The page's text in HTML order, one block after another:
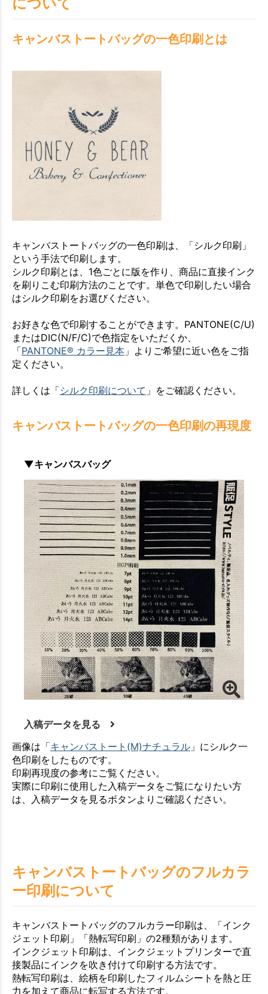
キャンバストートバッグの一色印刷とは
キャンバストートバッグの一色印刷は、「シルク印刷」
という手法で印刷します。
シルク印刷とは、1色ごとに版を作り、商品に直接インク
を刷りこむ印刷方法のことです。単色で印刷したい場合
はシルク印刷をお選びください。
お好きな色で印刷することができます。PANTONE(C/U)
またはDIC(N/F/C)で色指定をいただくか、
「PANTONE® カラー見本 」よりご希望に近い色をご指
定ください。
詳しくは「シルク印刷について 」をご確認ください。
キャンバストートバッグの一色印刷の再現度
▼キャンバスバッグ
入稿データを見る
画像は「キャンバストート(M)ナチュラル 」にシルク一
色印刷をしたものです。
印刷再現度の参考にご覧ください。
実際に印刷に使用した入稿データをご覧になりたい方
は、入稿データを見るボタンよりご確認ください。
キャンバストートバッグのフルカラ
ー印刷について
キャンバストートバッグのフルカラー印刷は、「インク
ジェット印刷」「熱転写印刷」の2種類があります。
インクジェット印刷は、インクジェットプリンターで直
接製品にインクを吹き付けて印刷する方法です。
熱転写印刷は、絵柄を印刷したフィルムシートを熱と圧
力を加えて商品に転写する方法です。